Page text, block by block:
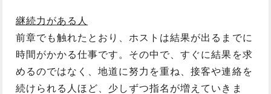
継続力がある人
前章でも触れたとおり、ホストは結果が出るまでに
時間がかかる仕事です。その中で、すぐに結果を求
めるのではなく、地道に努力を重ね、接客や連絡を
続けられる人ほど、少しずつ指名が増えていきま